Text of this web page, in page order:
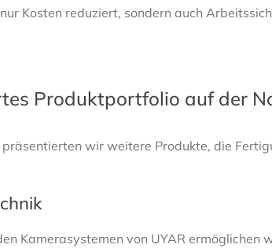
Kosten reduziert, sondern auch
Produktportfolio auf der
wir weitere Produkte, die
Kamerasystemen von UYAR ermöglichen